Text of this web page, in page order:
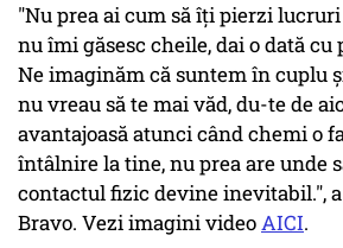
"Nu prea ai cum să îți pierzi lucruri
nu îmi găsesc cheile, dai o dată cu
Ne imaginăm că suntem în cuplu
nu vreau să te mai văd, du-te de
avantajoasă atunci când chemi o
întâlnire la tine, nu prea are unde
contactul fizic devine inevitabil.",
Bravo. Vezi imagini videoAICI.